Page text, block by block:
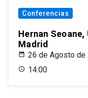
Conferencias
Hernan
Madrid
26 de Agosto de
14:00